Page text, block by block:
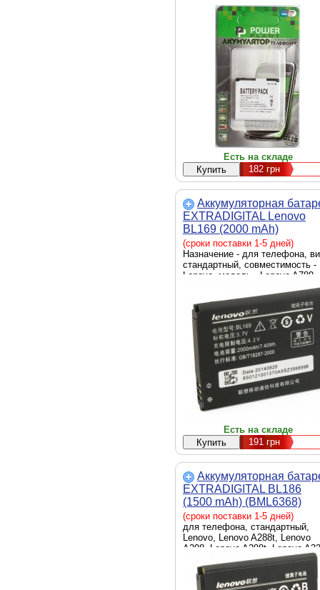
Есть на складе
182грн
Аккумуляторная
EXTRADIGITAL Lenovo
BL169 (2000 mAh)
(BML6364)
(сроки поставки 1-5 дней)
Назначение - для телефона,
стандартный, совместимость -
Lenovo, модель - Lenovo A789,
Lenovo P70, Lenovo S560,
- 2000mAh, тип аккумулятора -
Ion, напряжение - 3,7V, 58.6 x
x 6.9 мм, черный, High-copy
(реплика)
Есть на складе
191грн
Аккумуляторная
EXTRADIGITAL BL186
(1500 mAh) (BML6368)
(сроки поставки 1-5 дней)
для телефона, стандартный,
Lenovo, Lenovo A288t, Lenovo
A298, Lenovo A298t, Lenovo
Lenovo A360, Lenovo A370,
A520, Lenovo A530, Lenovo
Lenovo A660, Lenovo A668t,